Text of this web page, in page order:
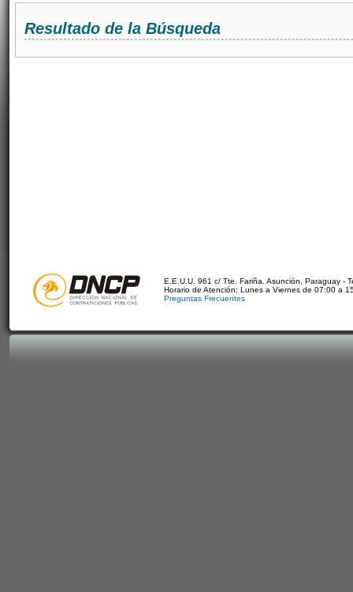
Resultado de la Búsqueda
E.E.U.U. 961 c/ Tte. Fariña. Asunción, Paraguay -
Horario de Atención: Lunes a Viernes de 07:00 a
Preguntas Frecuentes